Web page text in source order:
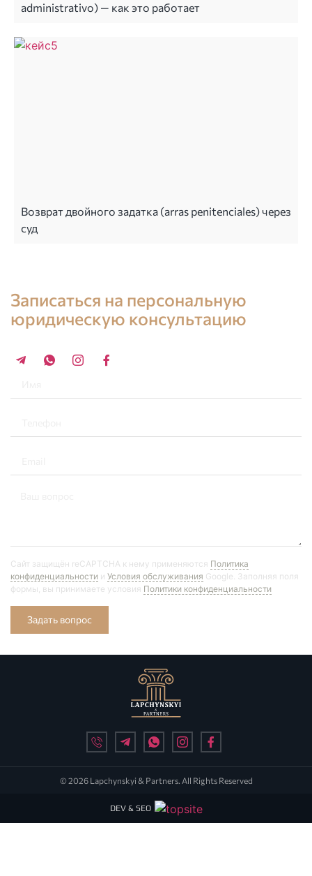
administrativo) — как это работает
Возврат двойного задатка (arras penitenciales) через
суд
Записаться на персональную
юридическую консультацию
Сайт защищён reCAPTCHA к нему применяются Политика
конфиденциальности и Условия обслуживания Google. Заполняя поля
формы, вы принимаете условия Политики конфиденциальности
Задать вопрос
© 2026 Lapchynskyi & Partners. All Rights Reserved
DEV & SEO